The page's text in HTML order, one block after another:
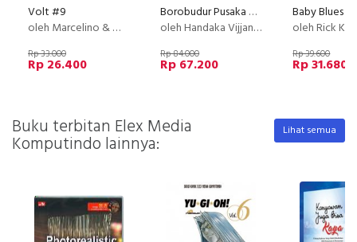
Volt #9
oleh Marcelino & M. Arief Russanto
Rp 33.000
Rp 26.400
Borobudur Pusaka Abadi nan Jaya
oleh Handaka Vijjananda
Rp 84.000
Rp 67.200
oleh Rick Kirkman &
Rp 39.600
Rp 31.680
Buku terbitan Elex Media
Komputindo lainnya:
Lihat semua